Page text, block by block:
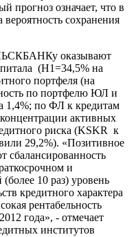
прогноз означает, что в
сохранения
оказывают
(Н1=34,5% на
портфеля (на
по портфелю ЮЛ и
по ФЛ к кредитам
активных
риска (KSKR к
29,2%). «Позитивное
сбалансированность
и
10 раз) уровень
кредитного характера
рентабельность
года», - отмечает
институтов